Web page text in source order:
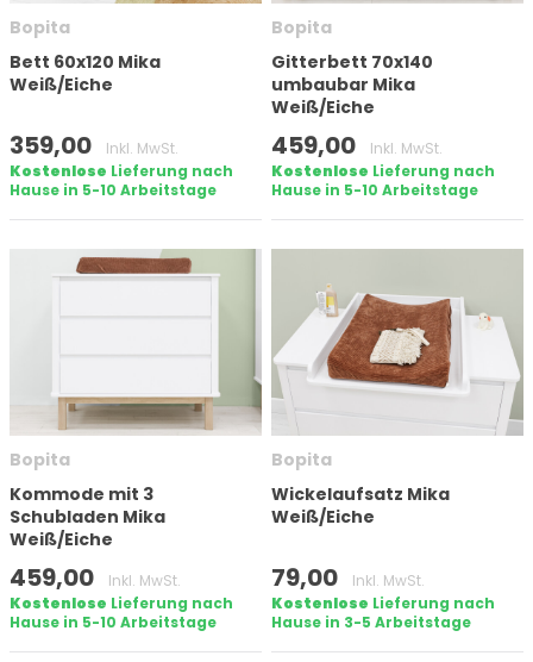
Matratzengröße (cm)
Marke
Filter anwenden
Bopita
Bett 60x120 Mika
Weiß/Eiche
359,00
Inkl. MwSt.
Kostenlose Lieferung nach
Hause in 5-10 Arbeitstage
Bopita
Gitterbett 70x140
umbaubar Mika
Weiß/Eiche
459,00
Inkl. MwSt.
Kostenlose Lieferung nach
Hause in 5-10 Arbeitstage
Bopita
Kommode mit 3
Schubladen Mika
Weiß/Eiche
459,00
Inkl. MwSt.
Kostenlose Lieferung nach
Hause in 5-10 Arbeitstage
Bopita
Wickelaufsatz Mika
Weiß/Eiche
79,00
Inkl. MwSt.
Kostenlose Lieferung nach
Hause in 3-5 Arbeitstage